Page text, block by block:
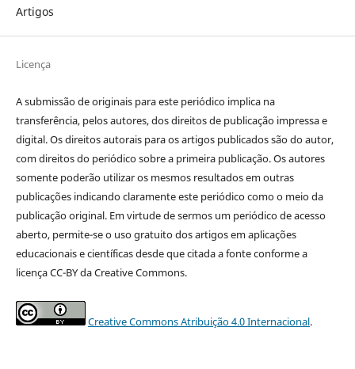
Artigos
Licença
A submissão de originais para este periódico implica na
transferência, pelos autores, dos direitos de publicação impressa e
digital. Os direitos autorais para os artigos publicados são do autor,
com direitos do periódico sobre a primeira publicação. Os autores
somente poderão utilizar os mesmos resultados em outras
publicações indicando claramente este periódico como o meio da
publicação original. Em virtude de sermos um periódico de acesso
aberto, permite-se o uso gratuito dos artigos em aplicações
educacionais e científicas desde que citada a fonte conforme a
licença CC-BY da Creative Commons.
Creative Commons Atribuição 4.0 Internacional.